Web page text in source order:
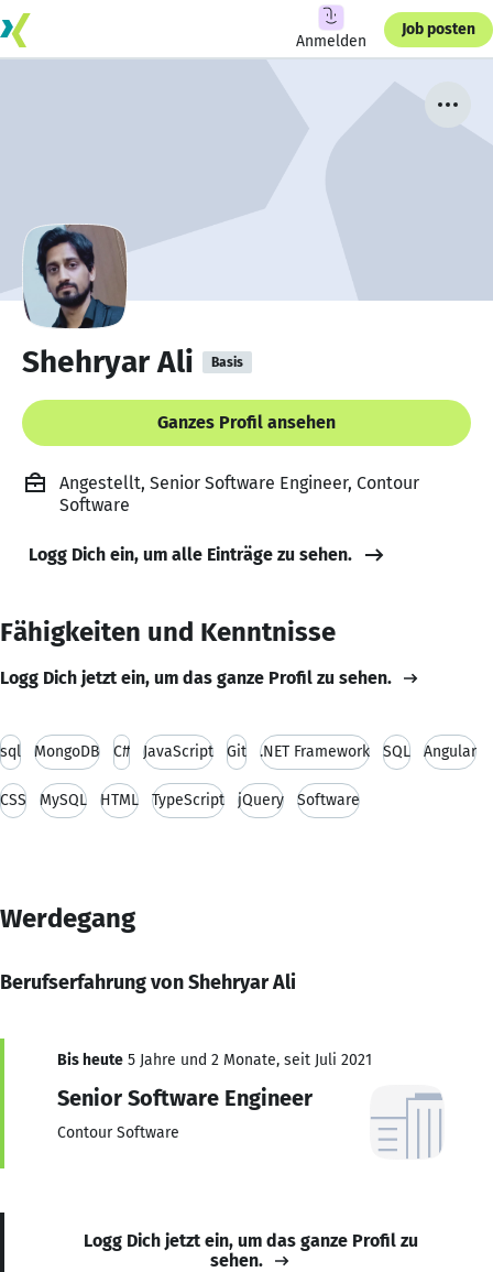
Anmelden
Job posten
Shehryar Ali Basis
Ganzes Profil ansehen
Angestellt, Senior Software Engineer, Contour
Software
Logg Dich ein, um alle Einträge zu sehen.
Fähigkeiten und Kenntnisse
Logg Dich jetzt ein, um das ganze Profil zu sehen.
sql MongoDB C# JavaScript Git .NET Framework SQL Angular
CSS MySQL HTML TypeScript jQuery Software
Werdegang
Berufserfahrung von Shehryar Ali
Bis heute 5 Jahre und 2 Monate, seit Juli 2021
Senior Software Engineer
Contour Software
Logg Dich jetzt ein, um das ganze Profil zu
sehen.